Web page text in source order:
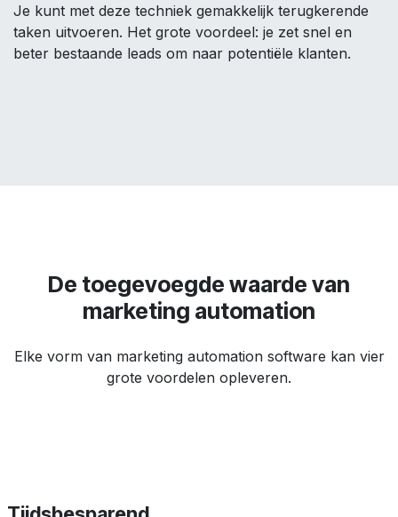
Je kunt met deze techniek gemakkelijk terugkerende
taken uitvoeren. Het grote voordeel: je zet snel en
beter bestaande leads om naar potentiële klanten.
De toegevoegde waarde van
marketing automation
Elke vorm van marketing automation software kan vier
grote voordelen opleveren.